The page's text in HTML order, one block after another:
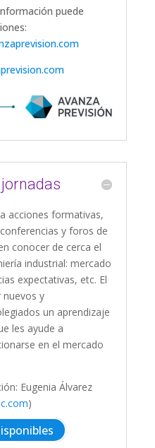
puede
acciones formativas,
y foros de
conocer de cerca el
industrial: mercado
expectativas, etc. El
y
un aprendizaje
les ayude a
en el mercado
Eugenia Álvarez
)